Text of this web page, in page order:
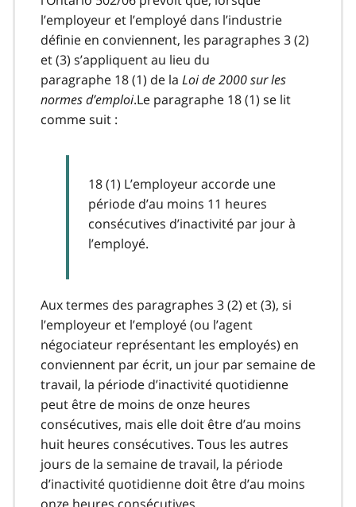
l’employeur et l’employé dans l’industrie
définie en conviennent, les paragraphes 3 (2)
et (3) s’appliquent au lieu du
paragraphe 18 (1) de la Loi de 2000 sur les
normes d’emploi.Le paragraphe 18 (1) se lit
comme suit :
18 (1) L’employeur accorde une
période d’au moins 11 heures
consécutives d’inactivité par jour à
l’employé.
Aux termes des paragraphes 3 (2) et (3), si
l’employeur et l’employé (ou l’agent
négociateur représentant les employés) en
conviennent par écrit, un jour par semaine de
travail, la période d’inactivité quotidienne
peut être de moins de onze heures
consécutives, mais elle doit être d’au moins
huit heures consécutives. Tous les autres
jours de la semaine de travail, la période
d’inactivité quotidienne doit être d’au moins